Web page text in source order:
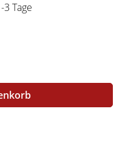
Tage
gewünschten